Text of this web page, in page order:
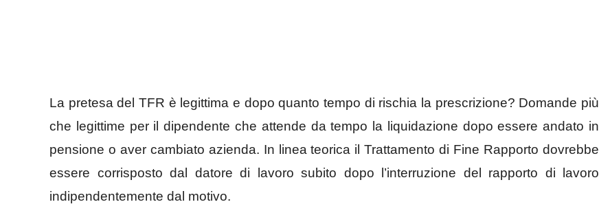
La pretesa del TFR è legittima e dopo quanto tempo di rischia la prescrizione? Domande più
che legittime per il dipendente che attende da tempo la liquidazione dopo essere andato in
pensione o aver cambiato azienda. In linea teorica il Trattamento di Fine Rapporto dovrebbe
essere corrisposto dal datore di lavoro subito dopo l’interruzione del rapporto di lavoro
indipendentemente dal motivo.